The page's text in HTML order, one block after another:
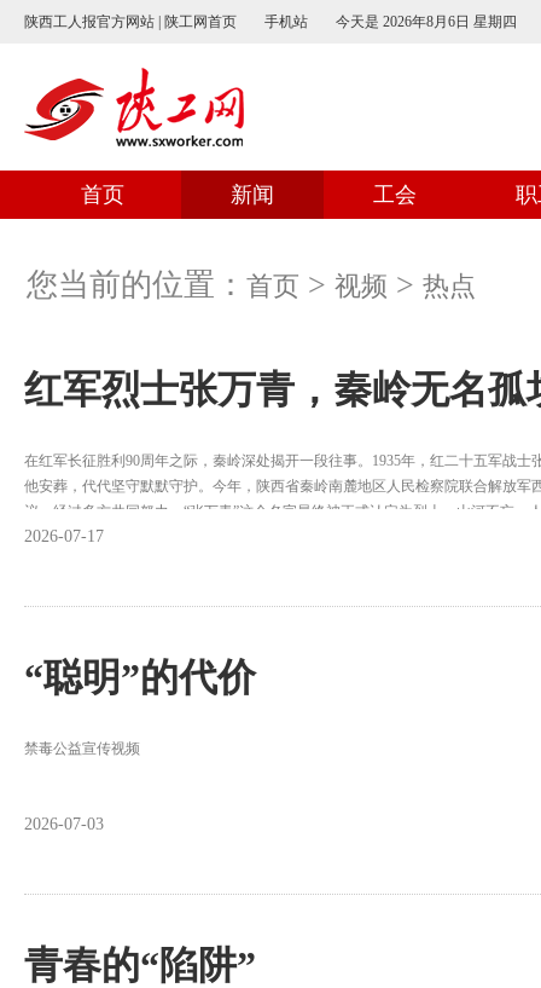
陕西工人报官方网站 | 陕工网首页 手机站 今天是 2026年8月6日 星期四
首页 新闻 工会
您当前的位置： 首页 > 视频 > 热点
红军烈士张万青，秦岭无名
在红军长征胜利90周年之际，秦岭深处揭开一段往事。1935年，红二十五军战
他安葬，代代坚守默默守护。今年，陕西省秦岭南麓地区人民检察院联合解放
议，经过多方共同努力，“张万青”这个名字最终被正式认定为烈士。山河不忘，
2026-07-17
“聪明”的代价
禁毒公益宣传视频
2026-07-03
青春的“陷阱”